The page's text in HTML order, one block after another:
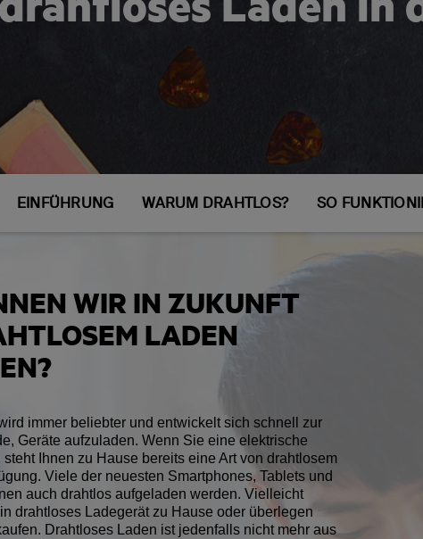
EINFÜHRUNG WARUM DRAHTLOS? SO
WIR IN ZUKUNFT
LADEN
immer beliebter und entwickelt sich schnell zur
Geräte aufzuladen. Wenn Sie eine elektrische
Ihnen zu Hause bereits eine Art von drahtlosem
Viele der neuesten Smartphones, Tablets und
auch drahtlos aufgeladen werden. Vielleicht
drahtloses Ladegerät zu Hause oder überlegen
Drahtloses Laden ist jedenfalls nicht mehr aus